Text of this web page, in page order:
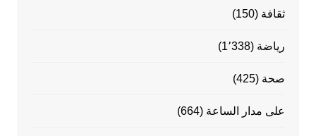
ثقافة (150)
رياضة (1٬338)
صحة (425)
على مدار الساعة (664)